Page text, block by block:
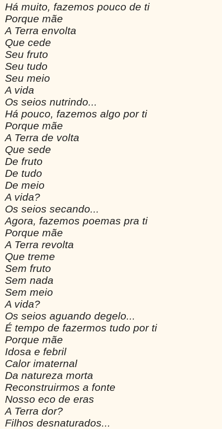
Há muito, fazemos pouco de ti
Porque mãe
A Terra envolta
Que cede
Seu fruto
Seu tudo
Seu meio
A vida
Os seios nutrindo...
Há pouco, fazemos algo por ti
Porque mãe
A Terra de volta
Que sede
De fruto
De tudo
De meio
A vida?
Os seios secando...
Agora, fazemos poemas pra ti
Porque mãe
A Terra revolta
Que treme
Sem fruto
Sem nada
Sem meio
A vida?
Os seios aguando degelo...
É tempo de fazermos tudo por ti
Porque mãe
Idosa e febril
Calor imaternal
Da natureza morta
Reconstruirmos a fonte
Nosso eco de eras
A Terra dor?
Filhos desnaturados...